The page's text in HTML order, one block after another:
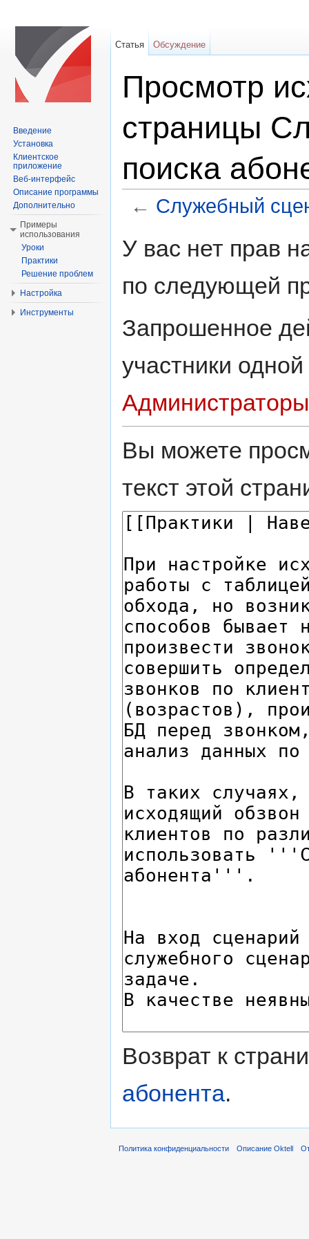
Просмотр
страницы
поиска
← Служебный
У вас нет прав
по следующей
Запрошенное
участники
Администраторы
Вы можете
текст этой
Возврат к
абонента.
Статья Обсуждение
Введение
Установка
Клиентское
приложение
Веб-интерфейс
Описание программы
Дополнительно
Примеры
использования
Уроки
Практики
Решение проблем
Настройка
Инструменты
Политика конфиденциальности Описание Oktell